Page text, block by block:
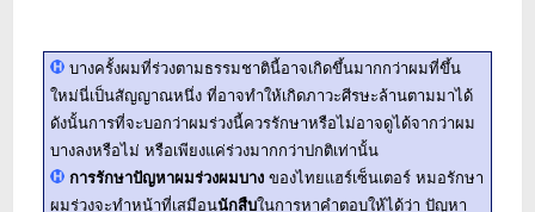
บางครั้งผมที่ร่วงตามธรรมชาตินี้อาจเกิดขึ้นมากกว่าผมที่ขึ้น
ใหม่นี่เป็นสัญญาณหนึ่ง ที่อาจทำให้เกิดภาวะศีรษะล้านตามมาได้
ดังนั้นการที่จะบอกว่าผมร่วงนี้ควรรักษาหรือไม่อาจดูได้จากว่าผม
บางลงหรือไม่ หรือเพียงแค่ร่วงมากกว่าปกติเท่านั้น
การรักษาปัญหาผมร่วงผมบางของไทยแฮร์เซ็นเตอร์ หมอรักษา
ผมร่วงจะทำหน้าที่เสมือนนักสืบในการหาคำตอบให้ได้ว่า ปัญหา